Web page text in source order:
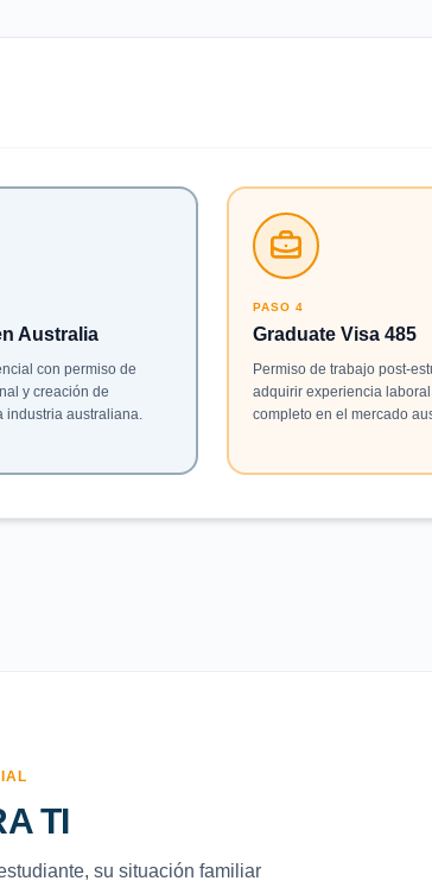
Australia
con permiso de
y creación de
industria australiana.
PASO 4
Graduate Visa 485
Permiso de trabajo post-
adquirir experiencia
completo en el mercado
TI
su situación familiar